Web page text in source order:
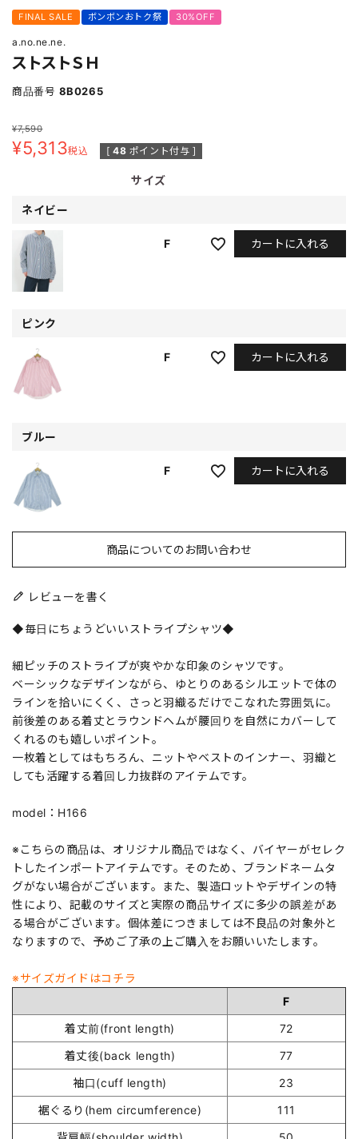
FINAL SALE ボンボンおトク祭 30%OFF
a.no.ne.ne.
ストストＳＨ
商品番号 8B0265
¥7,590
¥5,313税込 [ 48 ポイント付与 ]
サイズ
ネイビー
F カートに入れる
ピンク
F カートに入れる
ブルー
F カートに入れる
商品についてのお問い合わせ
レビューを書く
◆毎日にちょうどいいストライプシャツ◆
細ピッチのストライプが爽やかな印象のシャツです。
ベーシックなデザインながら、ゆとりのあるシルエットで体の
ラインを拾いにくく、さっと羽織るだけでこなれた雰囲気に。
前後差のある着丈とラウンドヘムが腰回りを自然にカバーして
くれるのも嬉しいポイント。
一枚着としてはもちろん、ニットやベストのインナー、羽織と
しても活躍する着回し力抜群のアイテムです。
model：H166
※こちらの商品は、オリジナル商品ではなく、バイヤーがセレク
トしたインポートアイテムです。そのため、ブランドネームタ
グがない場合がございます。また、製造ロットやデザインの特
性により、記載のサイズと実際の商品サイズに多少の誤差があ
る場合がございます。個体差につきましては不良品の対象外と
なりますので、予めご了承の上ご購入をお願いいたします。
※サイズガイドはコチラ
F
着丈前(front length)
72
着丈後(back length)
77
袖口(cuff length)
23
裾ぐるり(hem circumference)
111